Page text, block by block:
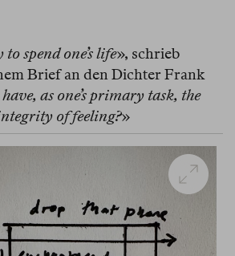
spend one’s life», schrieb
Brief an den Dichter Frank
as one’s primary task, the
of feeling?»